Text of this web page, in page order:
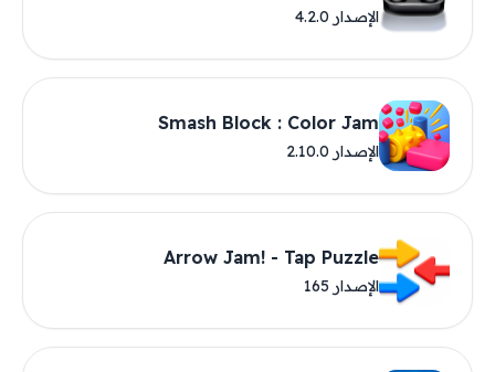
الإصدار 4.2.0
Smash Block : Color Jam
الإصدار 2.10.0
Arrow Jam! - Tap Puzzle
الإصدار 165